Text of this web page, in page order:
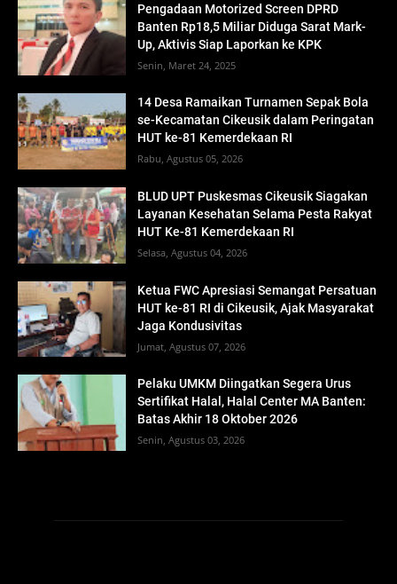
Pengadaan Motorized Screen DPRD
Banten Rp18,5 Miliar Diduga Sarat Mark-
Up, Aktivis Siap Laporkan ke KPK
Senin, Maret 24, 2025
14 Desa Ramaikan Turnamen Sepak Bola
se-Kecamatan Cikeusik dalam Peringatan
HUT ke-81 Kemerdekaan RI
Rabu, Agustus 05, 2026
BLUD UPT Puskesmas Cikeusik Siagakan
Layanan Kesehatan Selama Pesta Rakyat
HUT Ke-81 Kemerdekaan RI
Selasa, Agustus 04, 2026
Ketua FWC Apresiasi Semangat Persatuan
HUT ke-81 RI di Cikeusik, Ajak Masyarakat
Jaga Kondusivitas
Jumat, Agustus 07, 2026
Pelaku UMKM Diingatkan Segera Urus
Sertifikat Halal, Halal Center MA Banten:
Batas Akhir 18 Oktober 2026
Senin, Agustus 03, 2026